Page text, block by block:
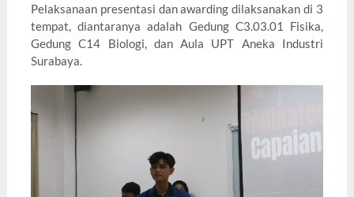
Pelaksanaan presentasi dan awarding dilaksanakan di 3
tempat, diantaranya adalah Gedung C3.03.01 Fisika,
Gedung C14 Biologi, dan Aula UPT Aneka Industri
Surabaya.